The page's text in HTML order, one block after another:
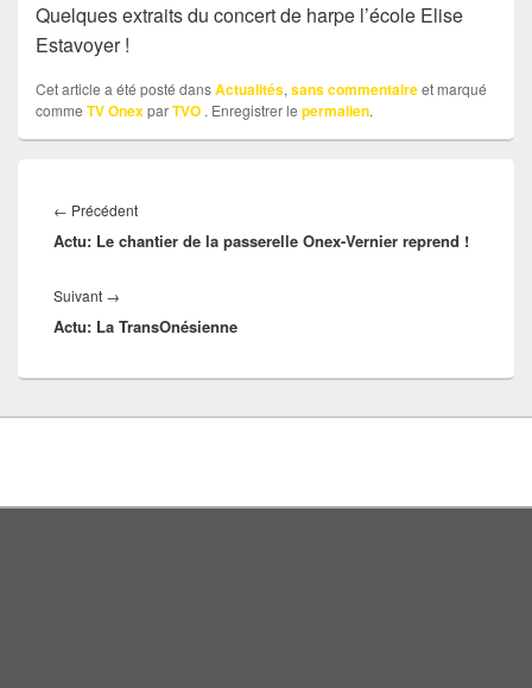
Quelques extraits du concert de harpe l’école Elise
Estavoyer !
Cet article a été posté dansActualités, sans commentaireet marqué
comme TV OnexparTVO . Enregistrer le permalien.
de
← PrécédentArticle
précédent :
Actu: Le chantier de la passerelle Onex-Vernier reprend !
Suivant →
suivant :
Actu: La TransOnésienne